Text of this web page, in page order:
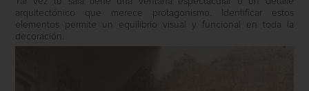
arquitectónico que merece protagonismo. Identificar estos
elementos permite un equilibrio visual y funcional en toda la
decoración.